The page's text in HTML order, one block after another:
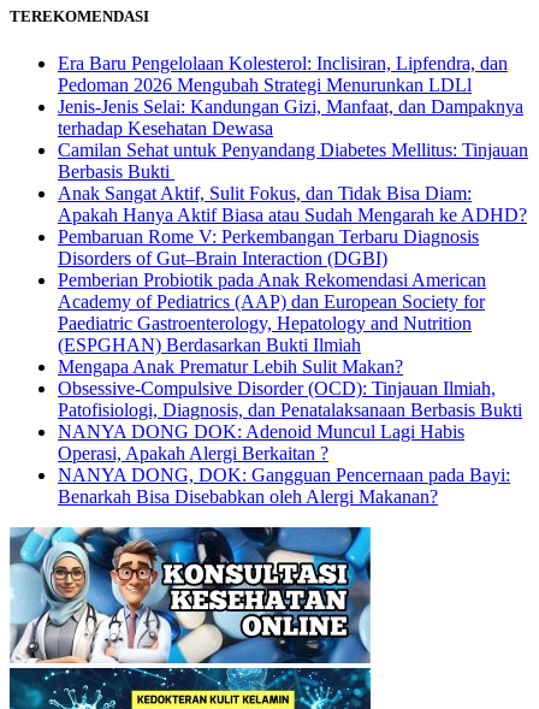
TEREKOMENDASI
Era Baru Pengelolaan Kolesterol: Inclisiran, Lipfendra, dan
Pedoman 2026 Mengubah Strategi Menurunkan LDLl
Jenis-Jenis Selai: Kandungan Gizi, Manfaat, dan Dampaknya
terhadap Kesehatan Dewasa
Camilan Sehat untuk Penyandang Diabetes Mellitus: Tinjauan
Berbasis Bukti
Anak Sangat Aktif, Sulit Fokus, dan Tidak Bisa Diam:
Apakah Hanya Aktif Biasa atau Sudah Mengarah ke ADHD?
Pembaruan Rome V: Perkembangan Terbaru Diagnosis
Disorders of Gut–Brain Interaction (DGBI)
Pemberian Probiotik pada Anak Rekomendasi American
Academy of Pediatrics (AAP) dan European Society for
Paediatric Gastroenterology, Hepatology and Nutrition
(ESPGHAN) Berdasarkan Bukti Ilmiah
Mengapa Anak Prematur Lebih Sulit Makan?
Obsessive-Compulsive Disorder (OCD): Tinjauan Ilmiah,
Patofisiologi, Diagnosis, dan Penatalaksanaan Berbasis Bukti
NANYA DONG DOK: Adenoid Muncul Lagi Habis
Operasi, Apakah Alergi Berkaitan ?
NANYA DONG, DOK: Gangguan Pencernaan pada Bayi:
Benarkah Bisa Disebabkan oleh Alergi Makanan?